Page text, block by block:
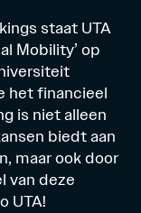
staat UTA
Mobility’ op
het financieel
is niet alleen
biedt aan
maar ook door
van deze
UTA!